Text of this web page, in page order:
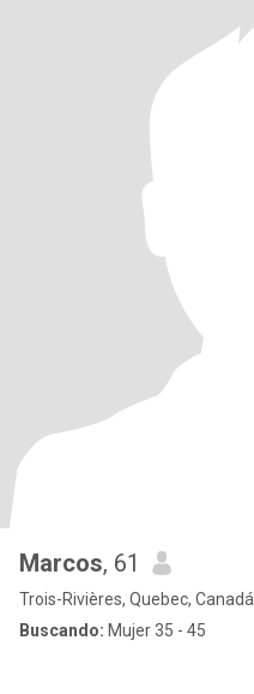
Marcos, 61
Trois-Rivières, Quebec, Canadá
Buscando: Mujer 35 - 45